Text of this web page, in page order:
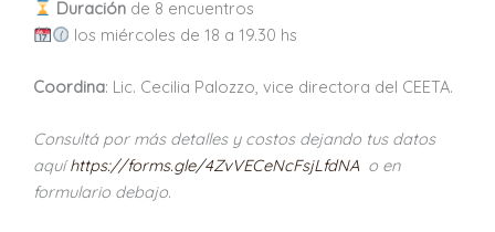
Duraciónde 8 encuentros
los miércoles de 18 a 19.30 hs
Coordina: Lic. Cecilia Palozzo, vice directora del CEETA.
Consultá por más detalles y costos dejando tus datos
aquíhttps://forms.gle/4ZvVECeNcFsjLfdNA o en
formulario debajo.